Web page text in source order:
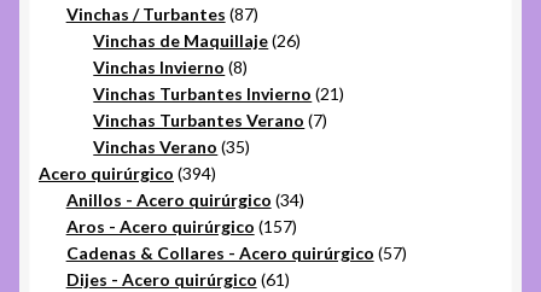
productos
Vinchas / Turbantes 8787
productos
Vinchas de Maquillaje 2626
Vinchas Invierno 88
productos
Vinchas Turbantes Invierno 2121
Vinchas Turbantes Verano 77
Vinchas Verano 3535
Acero quirúrgico 394394
productos
Anillos - Acero quirúrgico 3434
Aros - Acero quirúrgico 157157
productos
Cadenas & Collares - Acero quirúrgico 5757
Dijes - Acero quirúrgico 6161